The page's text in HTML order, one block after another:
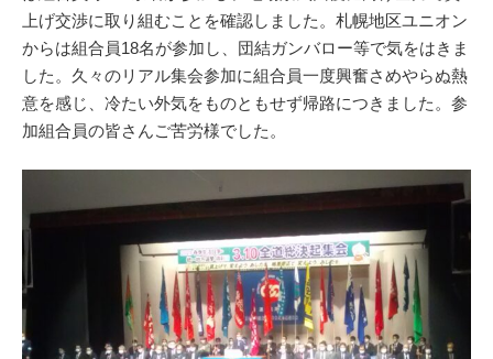
上げ交渉に取り組むことを確認しました。札幌地区ユニオン
からは組合員18名が参加し、団結ガンバロー等で気をはきま
した。久々のリアル集会参加に組合員一度興奮さめやらぬ熱
意を感じ、冷たい外気をものともせず帰路につきました。参
加組合員の皆さんご苦労様でした。